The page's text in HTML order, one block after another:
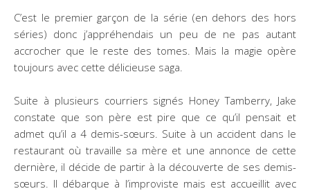
C’est le premier garçon de la série (en dehors des hors
séries) donc j’appréhendais un peu de ne pas autant
accrocher que le reste des tomes. Mais la magie opère
toujours avec cette délicieuse saga.
Suite à plusieurs courriers signés Honey Tamberry, Jake
constate que son père est pire que ce qu’il pensait et
admet qu’il a 4 demis-sœurs. Suite à un accident dans le
restaurant où travaille sa mère et une annonce de cette
dernière, il décide de partir à la découverte de ses demis-
sœurs. Il débarque à l’improviste mais est accueillit avec